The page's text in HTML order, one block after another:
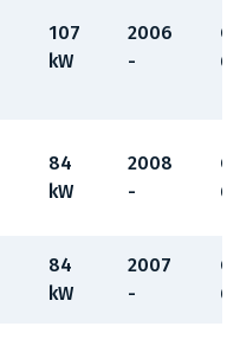
107
kW
2006
-
84
kW
2008
-
84
kW
2007
-